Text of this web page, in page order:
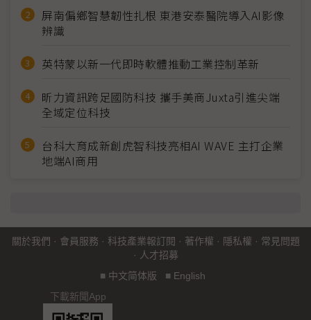
屏南偏鄉智慧韌性扎根 東港安泰醫院導入AI影像
辨識
英特蒙以新一代即時軟體推動工業控制革新
昕力資訊跨足國防科技 攜手美商Juxta引進尖端
全域定位科技
台科大育成新創虎智科技亮相AI WAVE 主打企業
地端AI商用
關於我們 · 會員服務 · 科技產業報訂閱 · 著作權 · 隱私權 · 常見問題
· 人才招募
■ 中文简体版 ■ English
下載新聞App